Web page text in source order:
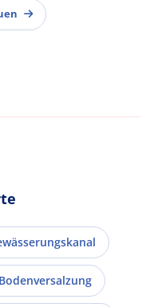
Bodenversalzung